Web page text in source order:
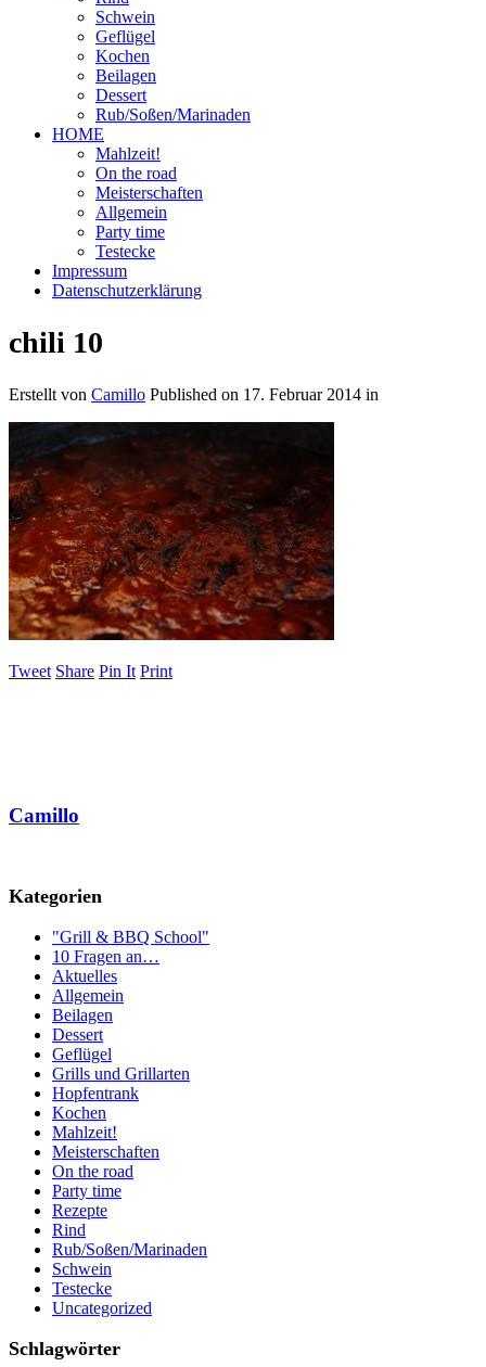
Schwein
Geflügel
Kochen
Beilagen
Dessert
Rub/Soßen/Marinaden
HOME
Mahlzeit!
On the road
Meisterschaften
Allgemein
Party time
Testecke
Impressum
Datenschutzerklärung
chili 10
Erstellt von Camillo Published on 17. Februar 2014 in
Tweet Share Pin It Print
Camillo
Kategorien
"Grill & BBQ School"
10 Fragen an…
Aktuelles
Allgemein
Beilagen
Dessert
Geflügel
Grills und Grillarten
Hopfentrank
Kochen
Mahlzeit!
Meisterschaften
On the road
Party time
Rezepte
Rind
Rub/Soßen/Marinaden
Schwein
Testecke
Uncategorized
Schlagwörter